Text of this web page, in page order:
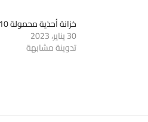
خزانة أحذية محمولة 10 دور
30 يناير، 2023
تدوينة مشابهة